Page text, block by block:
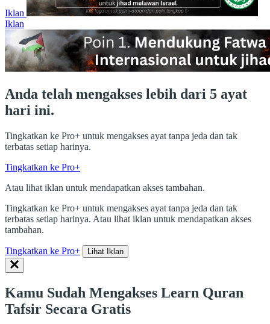
Iklan
Iklan
Anda telah mengakses lebih dari 5 ayat
hari ini.
Tingkatkan ke Pro+ untuk mengakses ayat tanpa jeda dan tak
terbatas setiap harinya.
Tingkatkan ke Pro+
Atau lihat iklan untuk mendapatkan akses tambahan.
Tingkatkan ke Pro+ untuk mengakses ayat tanpa jeda dan tak
terbatas setiap harinya. Atau lihat iklan untuk mendapatkan akses
tambahan.
Tingkatkan ke Pro+ Lihat Iklan
Kamu Sudah Mengakses Learn Quran
Tafsir Secara Gratis